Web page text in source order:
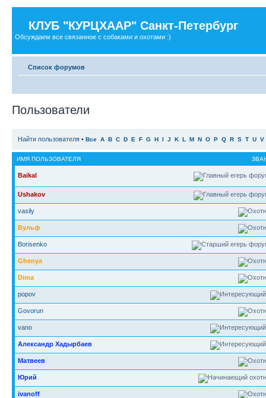
КЛУБ "КУРЦХААР" Санкт-Петербург
Обсуждаем все связанное с собаками и охотами :)
Список форумов
Пользователи
Найти пользователя • Все A B C D E F G H I J K L M N O P Q R S T U V
ИМЯ ПОЛЬЗОВАТЕЛЯ
Baikal
Ushakov
vasily
Вульф
Borisenko
Ghenya
Dima
popov
Govorun
vano
Александр Хадырбаев
Матвеев
Юрий
ivanoff